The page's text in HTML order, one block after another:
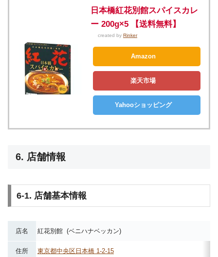
日本橋紅花別館スパイスカレ
ー 200g×5 【送料無料】
created by Rinker
Amazon
楽天市場
Yahooショッピング
6. 店舗情報
6-1. 店舗基本情報
店名 紅花別館 (ベニハナベッカン)
住所 東京都中央区日本橋 1-2-15